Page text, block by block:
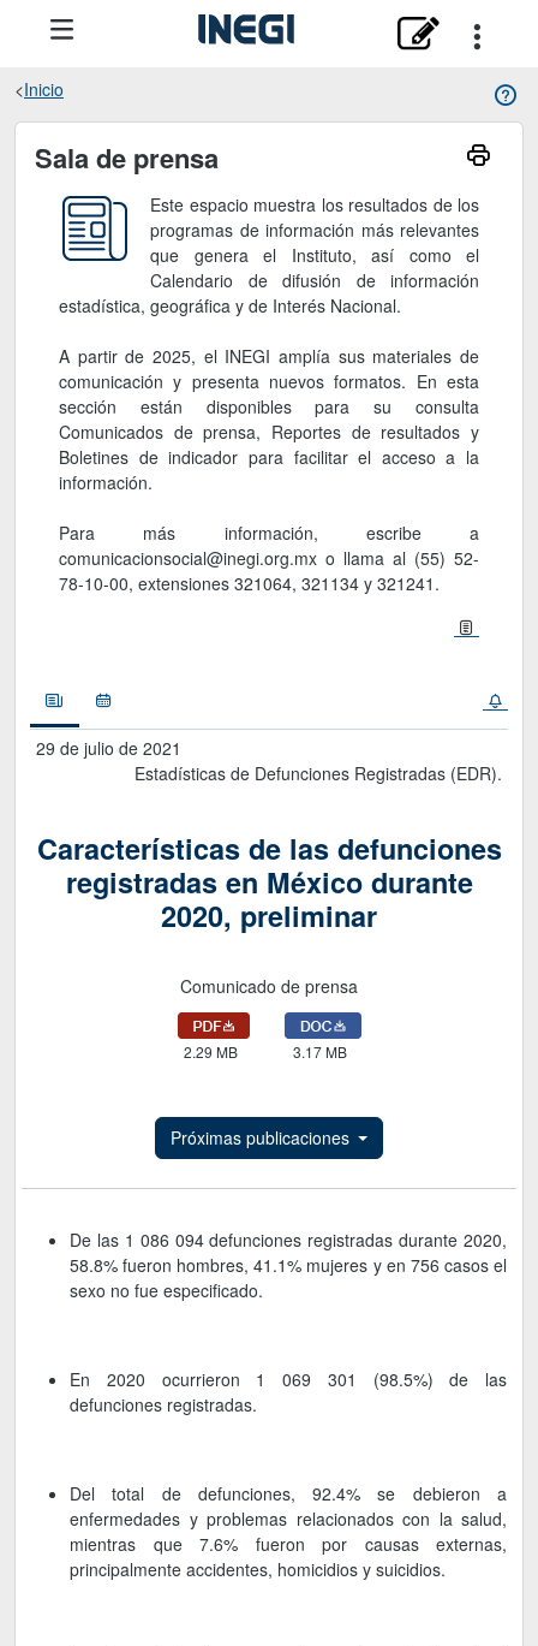
Inicio
Sala de prensa
Sala de prensa
Este espacio muestra los resultados de los
programas de información más relevantes
que genera el Instituto, así como el
Calendario de difusión de información
estadística, geográfica y de Interés Nacional.
A partir de 2025, el INEGI amplía sus materiales de
comunicación y presenta nuevos formatos. En esta
sección están disponibles para su consulta
Comunicados de prensa, Reportes de resultados y
Boletines de indicador para facilitar el acceso a la
información.
Para más información, escribe a
comunicacionsocial@inegi.org.mx o llama al (55) 52-
78-10-00, extensiones 321064, 321134 y 321241.
NoticiasCalendario
29 de julio de 2021
Estadísticas de Defunciones Registradas (EDR).
Características de las defunciones
registradas en México durante
2020, preliminar
Comunicado de prensa
2.29 MB 3.17 MB
Próximas publicaciones
De las 1 086 094 defunciones registradas durante 2020,
58.8% fueron hombres, 41.1% mujeres y en 756 casos el
sexo no fue especificado.
En 2020 ocurrieron 1 069 301 (98.5%) de las
defunciones registradas.
Del total de defunciones, 92.4% se debieron a
enfermedades y problemas relacionados con la salud,
mientras que 7.6% fueron por causas externas,
principalmente accidentes, homicidios y suicidios.